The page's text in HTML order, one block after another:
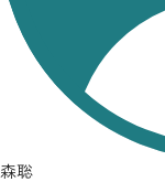
森聡